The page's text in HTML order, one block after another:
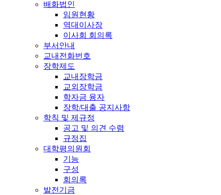
배화법인
임원현황
역대이사장
이사회 회의록
부서안내
교내전화번호
장학제도
교내장학금
교외장학금
학자금 융자
장학/대출 공지사항
학칙 및 제규정
공고 및 의견 수렴
규정집
대학평의원회
기능
구성
회의록
발전기금